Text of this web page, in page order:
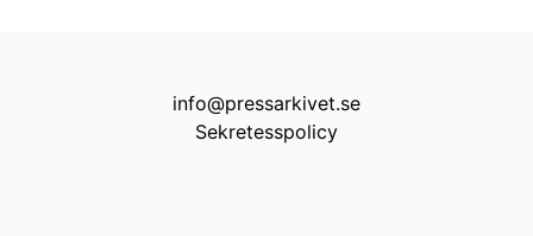
info@pressarkivet.se
Sekretesspolicy